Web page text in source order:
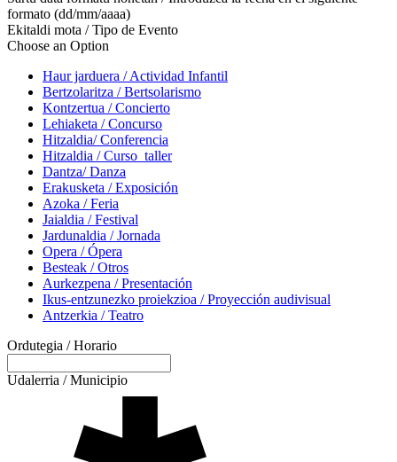
formato (dd/mm/aaaa)
Ekitaldi mota / Tipo de Evento
Choose an Option
Haur jarduera / Actividad Infantil
Bertzolaritza / Bertsolarismo
Kontzertua / Concierto
Lehiaketa / Concurso
Hitzaldia/ Conferencia
Hitzaldia / Curso_taller
Dantza/ Danza
Erakusketa / Exposición
Azoka / Feria
Jaialdia / Festival
Jardunaldia / Jornada
Opera / Ópera
Besteak / Otros
Aurkezpena / Presentación
Ikus-entzunezko proiekzioa / Proyección audivisual
Antzerkia / Teatro
Ordutegia / Horario
Udalerria / Municipio